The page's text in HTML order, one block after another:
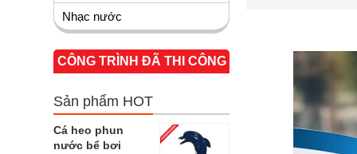
Nhạc nước
CÔNG TRÌNH ĐÃ THI CÔNG
Sản phẩm HOT
Cá heo phun
nước bể bơi